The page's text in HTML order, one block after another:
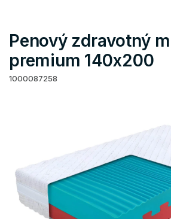
Penový zdravotný
premium 140x200
1000087258